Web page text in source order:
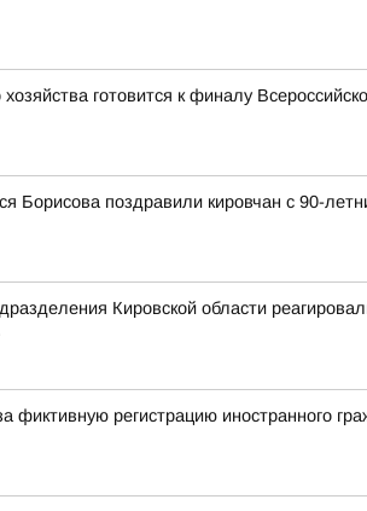
готовится к финалу
поздравили кировчан с 90-
Кировской области
фиктивную регистрацию иностранного